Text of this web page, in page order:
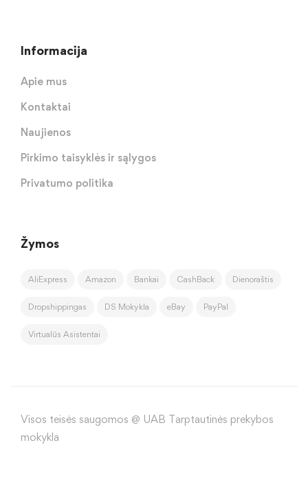
Informacija
Apie mus
Kontaktai
Naujienos
Pirkimo taisyklės ir sąlygos
Privatumo politika
Žymos
AliExpress Amazon Bankai CashBack Dienoraštis
Dropshippingas DS Mokykla eBay PayPal
Virtualūs Asistentai
Visos teisės saugomos @ UAB Tarptautinės prekybos
mokykla